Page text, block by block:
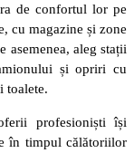
de confortul lor pe
cu magazine și zone
asemenea, aleg stații
și opriri cu
toalete.
profesioniști își
în timpul călătoriilor